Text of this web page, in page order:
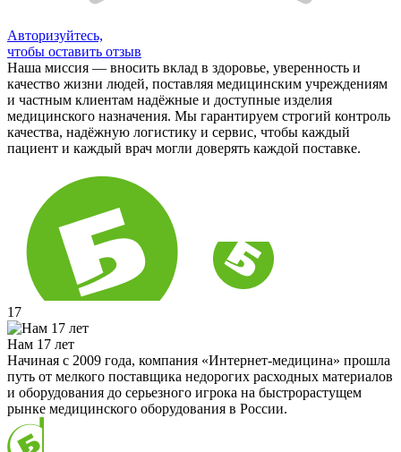
Авторизуйтесь,
чтобы оставить отзыв
Наша миссия — вносить вклад в здоровье, уверенность и
качество жизни людей, поставляя медицинским учреждениям
и частным клиентам надёжные и доступные изделия
медицинского назначения. Мы гарантируем строгий контроль
качества, надёжную логистику и сервис, чтобы каждый
пациент и каждый врач могли доверять каждой поставке.
17
Нам 17 лет
Начиная с 2009 года, компания «Интернет-медицина» прошла
путь от мелкого поставщика недорогих расходных материалов
и оборудования до серьезного игрока на быстрорастущем
рынке медицинского оборудования в России.